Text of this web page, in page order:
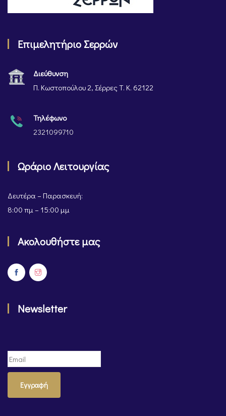
Επιμελητήριο Σερρών
Διεύθυνση
Π. Κωστοπούλου 2, Σέρρες Τ. Κ. 62122
Τηλέφωνο
2321099710
Ωράριο Λειτουργίας
Δευτέρα – Παρασκευή:
8:00 πμ – 15:00 μμ
Ακολουθήστε μας
Newsletter
Εγγραφή